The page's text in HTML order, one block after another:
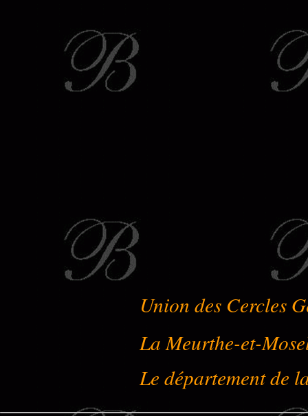
Union des Cercles
La Meurthe-et-
Le département de